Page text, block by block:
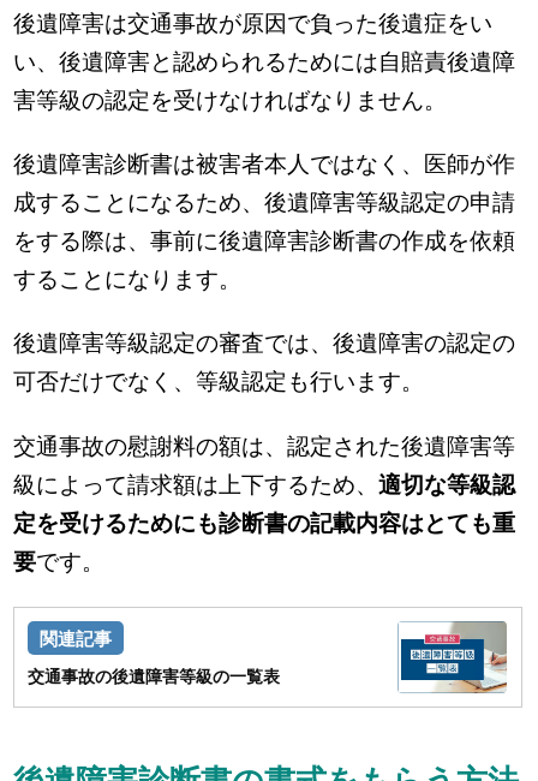
後遺障害は交通事故が原因で負った後遺症をい
い、後遺障害と認められるためには自賠責後遺障
害等級の認定を受けなければなりません。
後遺障害診断書は被害者本人ではなく、医師が作
成することになるため、後遺障害等級認定の申請
をする際は、事前に後遺障害診断書の作成を依頼
することになります。
後遺障害等級認定の審査では、後遺障害の認定の
可否だけでなく、等級認定も行います。
交通事故の慰謝料の額は、認定された後遺障害等
級によって請求額は上下するため、適切な等級認
定を受けるためにも診断書の記載内容はとても重
要です。
交通事故の後遺障害等級の一覧表